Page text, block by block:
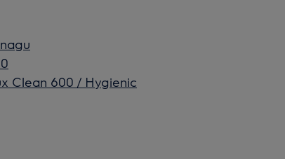
Clean 600 / Hygienic